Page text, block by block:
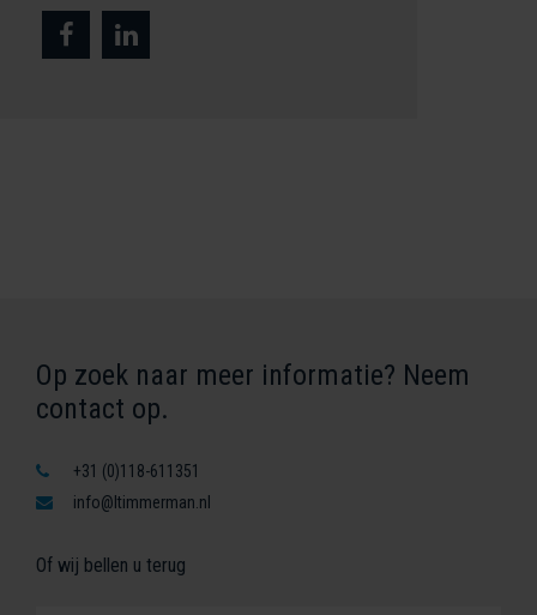
Op zoek naar meer informatie? Neem
contact op.
+31 (0)118-611351
info@ltimmerman.nl
Of wij bellen u terug